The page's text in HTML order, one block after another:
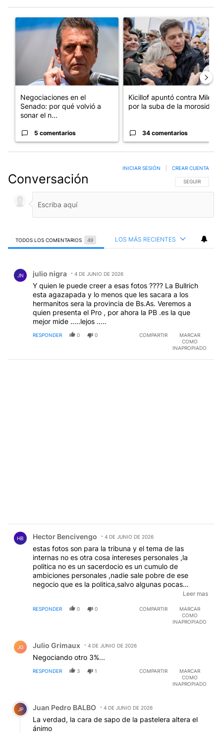
Un artículo de tendencia con el título "Negociaciones en el
Negociaciones en el
Senado: por qué volvió a
sonar el n...
5 comentarios
Un artículo de tendencia con
Kicillof apuntó contra Milei
por la suba de la morosida...
34 comentarios
Conversación SIGA ESTA
SEGUIR
INICIAR SESIÓN CREAR CUENTA
TODOS LOS COMENTARIOS 49 LOS MÁS RECIENTES
JN julio nigra 4 DE JUNIO DE 2026
Y quien le puede creer a esas fotos ???? La Bullrich
esta agazapada y lo menos que les sacara a los
hermanitos sera la provincia de Bs.As. Veremos a
quien presenta el Pro , por ahora la PB .es la que
mejor mide .....lejos .....
RESPONDER 0 0 COMPARTIR
MARCAR
COMO
INAPROPIADO
HB Hector Bencivengo 4 DE JUNIO DE 2026
estas fotos son para la tribuna y el tema de las
internas no es otra cosa intereses personales ,la
politica no es un sacerdocio es un cumulo de
ambiciones personales ,nadie sale pobre de ese
negocio que es la politica,salvo algunas pocas
ecepciones quienes llegan no se retiran a una vida
acomodan las cargas, eso es la politica en esta
argentina cada uno acomoda sus cargas a costa de
la hilacha fallandole la memoria con un alzehimer
selectivo,quien destruyo ahora se parece a la
Leer mas
RESPONDER 0 0 COMPARTIR
MARCAR
COMO
INAPROPIADO
JG Julio Grimaux 4 DE JUNIO DE 2026
Negociando otro 3%...
RESPONDER 3 1 COMPARTIR
MARCAR
COMO
INAPROPIADO
Comentario de Juan Pedro BALBO.
JP Juan Pedro BALBO 4 DE JUNIO DE 2026
La verdad, la cara de sapo de la pastelera altera el
ánimo